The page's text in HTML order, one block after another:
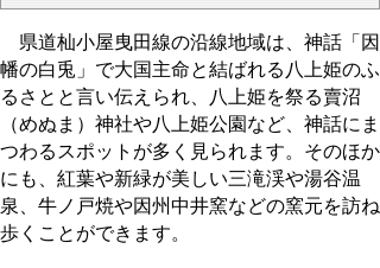
県道杣小屋曳田線の沿線地域は、神話「因
幡の白兎」で大国主命と結ばれる八上姫のふ
るさとと言い伝えられ、八上姫を祭る賣沼
（めぬま）神社や八上姫公園など、神話にま
つわるスポットが多く見られます。そのほか
にも、紅葉や新緑が美しい三滝渓や湯谷温
泉、牛ノ戸焼や因州中井窯などの窯元を訪ね
歩くことができます。